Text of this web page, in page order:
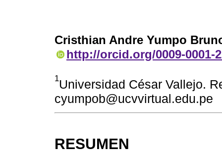
Cristhian Andre Yumpo
http://orcid.org/0009-0001-
1Universidad César Vallejo.
cyumpob@ucvvirtual.edu.pe
RESUMEN